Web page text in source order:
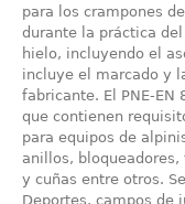
para los crampones
durante la práctica
hielo, incluyendo el
incluye el marcado y
fabricante. El PNE-
que contienen
para equipos de
anillos,
y cuñas entre otros.
Deportes, campos de